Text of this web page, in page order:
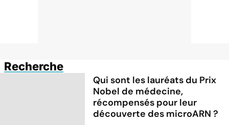
Recherche
Qui sont les lauréats du Prix
Nobel de médecine,
récompensés pour leur
découverte des microARN ?